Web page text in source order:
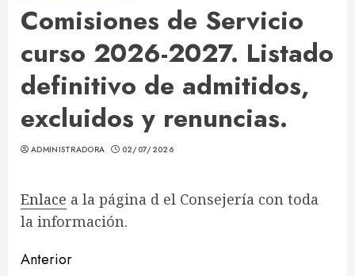
Comisiones de Servicio
curso 2026-2027. Listado
definitivo de admitidos,
excluidos y renuncias.
ADMINISTRADORA 02/07/2026
Enlace a la página d el Consejería con toda
la información.
Sigue
Anterior